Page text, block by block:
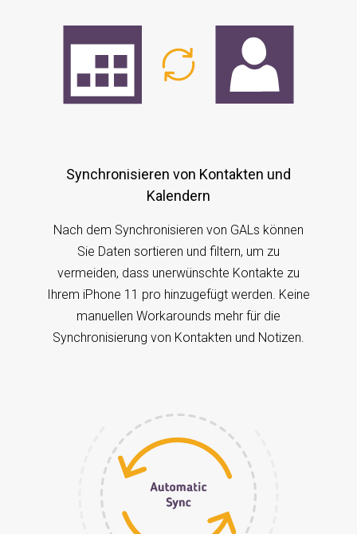
Synchronisieren von Kontakten und
Kalendern
Nach dem Synchronisieren von GALs können
Sie Daten sortieren und filtern, um zu
vermeiden, dass unerwünschte Kontakte zu
Ihrem iPhone 11 pro hinzugefügt werden. Keine
manuellen Workarounds mehr für die
Synchronisierung von Kontakten und Notizen.